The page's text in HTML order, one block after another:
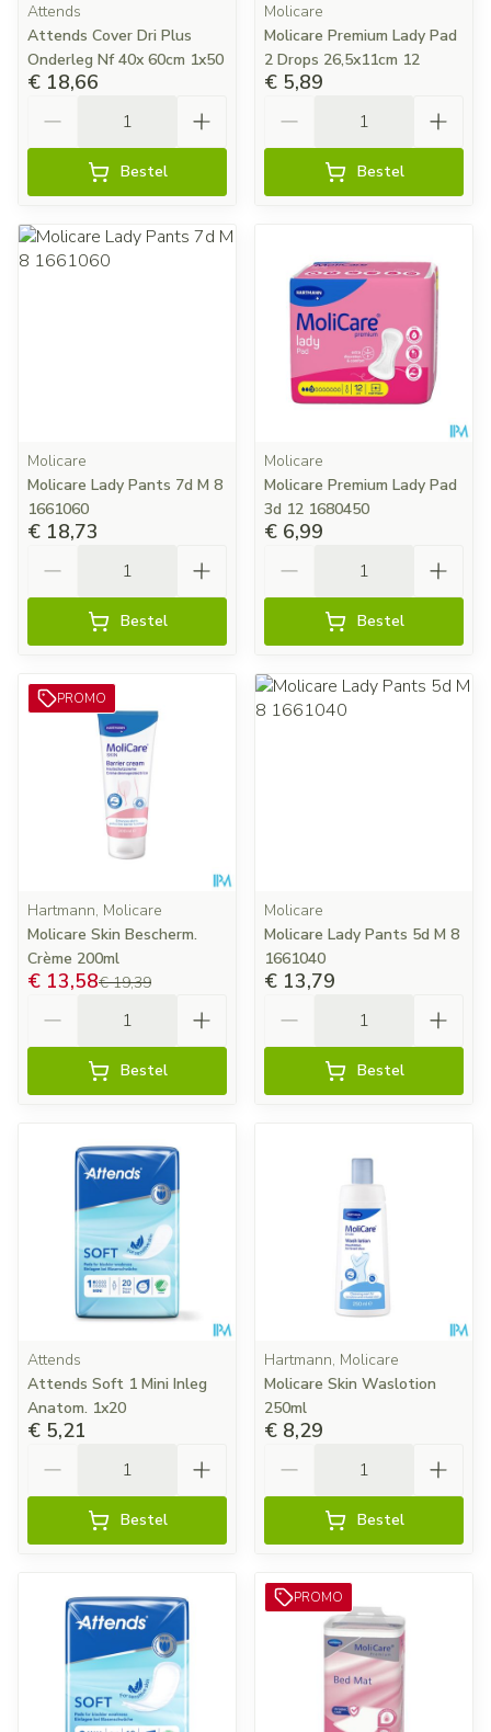
Attends
Attends Cover Dri Plus
Onderleg Nf 40x 60cm 1x50
€ 18,66
Bestel
Molicare
Molicare Premium Lady Pad
2 Drops 26,5x11cm 12
€ 5,89
Bestel
Molicare
Molicare Lady Pants 7d M 8
1661060
€ 18,73
Bestel
Molicare
Molicare Premium Lady Pad
3d 12 1680450
€ 6,99
Bestel
PROMO
Hartmann, Molicare
Molicare Skin Bescherm.
Crème 200ml
€ 19,39
€ 13,58
Bestel
Molicare
Molicare Lady Pants 5d M 8
1661040
€ 13,79
Bestel
Attends
Attends Soft 1 Mini Inleg
Anatom. 1x20
€ 5,21
Bestel
Hartmann, Molicare
Molicare Skin Waslotion
250ml
€ 8,29
Bestel
PROMO